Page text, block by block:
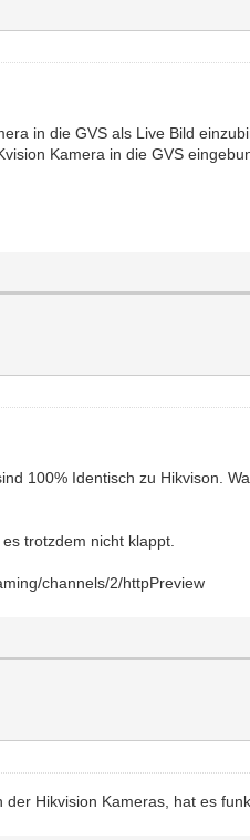
in die GVS als Live Bild
Kamera in die GVS
100% Identisch zu Hikvison.
trotzdem nicht klappt.
channels/2/httpPreview
Hikvision Kameras, hat es